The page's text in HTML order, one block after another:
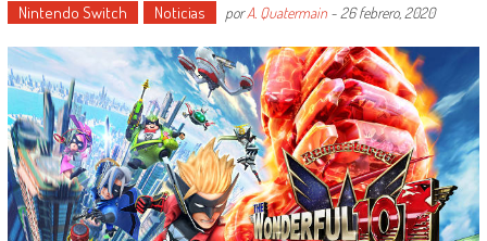
Nintendo Switch Noticias porA. Quatermain- 26 febrero, 2020